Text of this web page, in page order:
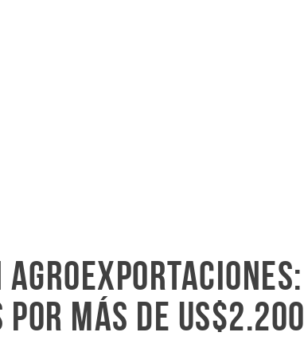
agroexportaciones:
más de US$2.200